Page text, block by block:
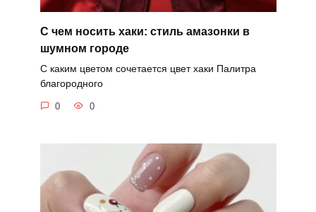
С чем носить хаки: стиль амазонки в
шумном городе
С каким цветом сочетается цвет хаки Палитра
благородного
0 0